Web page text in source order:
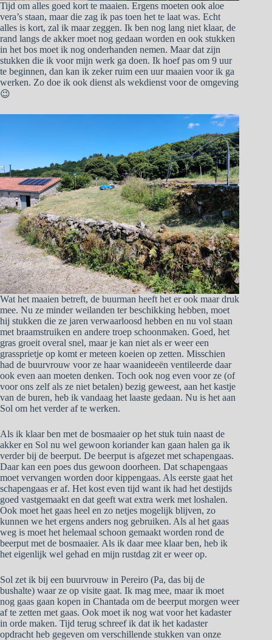
Tijd om alles goed kort te maaien. Ergens moeten ook aloe
vera’s staan, maar die zag ik pas toen het te laat was. Echt
alles is kort, zal ik maar zeggen. Ik ben nog lang niet klaar, de
rand langs de akker moet nog gedaan worden en ook stukken
in het bos moet ik nog onderhanden nemen. Maar dat zijn
stukken die ik voor mijn werk ga doen. Ik hoef pas om 9 uur
te beginnen, dan kan ik zeker ruim een uur maaien voor ik ga
werken. Zo doe ik ook dienst als wekdienst voor de omgeving
😉
Wat het maaien betreft, de buurman heeft het er ook maar druk
mee. Nu ze minder weilanden ter beschikking hebben, moet
hij stukken die ze jaren verwaarloosd hebben en nu vol staan
met braamstruiken en andere troep schoonmaken. Goed, het
gras groeit overal snel, maar je kan niet als er weer een
grassprietje op komt er meteen koeien op zetten. Misschien
had de buurvrouw voor ze haar waanideeën ventileerde daar
ook even aan moeten denken. Toch ook nog even voor ze (of
voor ons zelf als ze niet betalen) bezig geweest, aan het kastje
van de buren, heb ik vandaag het laaste gedaan. Nu is het aan
Sol om het verder af te werken.
Als ik klaar ben met de bosmaaier op het stuk tuin naast de
akker en Sol nu wel gewoon koriander kan gaan halen ga ik
verder bij de beerput. De beerput is afgezet met schapengaas.
Daar kan een poes dus gewoon doorheen. Dat schapengaas
moet vervangen worden door kippengaas. Als eerste gaat het
schapengaas er af. Het kost even tijd want ik had het destijds
goed vastgemaakt en dat geeft wat extra werk met loshalen.
Ook moet het gaas heel en zo netjes mogelijk blijven, zo
kunnen we het ergens anders nog gebruiken. Als al het gaas
weg is moet het helemaal schoon gemaakt worden rond de
beerput met de bosmaaier. Als ik daar mee klaar ben, heb ik
het eigenlijk wel gehad en mijn rustdag zit er weer op.
Sol zet ik bij een buurvrouw in Pereiro (Pa, das bij de
bushalte) waar ze op visite gaat. Ik mag mee, maar ik moet
nog gaas gaan kopen in Chantada om de beerput morgen weer
af te zetten met gaas. Ook moet ik nog wat voor het kadaster
in orde maken. Tijd terug schreef ik dat ik het kadaster
opdracht heb gegeven om verschillende stukken van onze